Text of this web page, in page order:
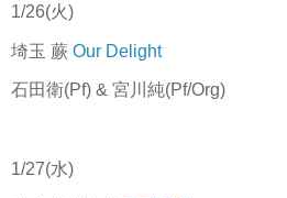
1/26(火)
埼玉 蕨 Our Delight
石田衛(Pf) & 宮川純(Pf/Org)
1/27(水)